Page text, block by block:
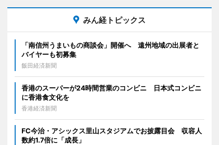
みん経トピックス
「南信州うまいもの商談会」開催へ 遠州地域の出展者と
バイヤーも初募集
飯田経済新聞
香港のスーパーが24時間営業のコンビニ 日本式コンビニ
に香港食文化を
香港経済新聞
FC今治・アシックス里山スタジアムでお披露目会 収容人
数約1.7倍に「成長」